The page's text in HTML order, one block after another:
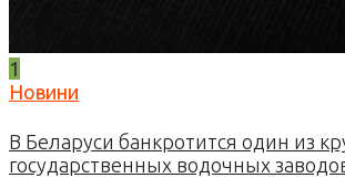
1
Новини
В Беларуси банкротится один из
государственных водочных